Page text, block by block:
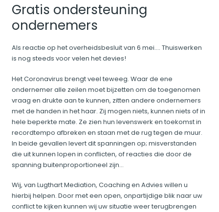
Gratis ondersteuning
ondernemers
Als reactie op het overheidsbesluit van 6 mei.... Thuiswerken
is nog steeds voor velen het devies!
Het Coronavirus brengt veel teweeg. Waar de ene
ondernemer alle zeilen moet bijzetten om de toegenomen
vraag en drukte aan te kunnen, zitten andere ondernemers
met de handen in het haar. Zij mogen niets, kunnen niets of in
hele beperkte mate. Ze zien hun levenswerk en toekomst in
recordtempo afbreken en staan met de rug tegen de muur.
In beide gevallen levert dit spanningen op; misverstanden
die uit kunnen lopen in conflicten, of reacties die door de
spanning buitenproportioneel zijn…
Wij, van Lugthart Mediation, Coaching en Advies willen u
hierbij helpen. Door met een open, onpartijdige blik naar uw
conflict te kijken kunnen wij uw situatie weer terugbrengen